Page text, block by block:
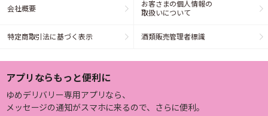
会社概要
お客さまの個人情報の
取扱いについて
特定商取引法に基づく表示 酒類販売管理者標識
アプリならもっと便利に
ゆめデリバリー専用アプリなら、
メッセージの通知がスマホに来るので、さらに便利。